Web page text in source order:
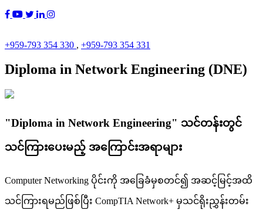
+959-793 354 330 , +959-793 354 331
Diploma in Network Engineering (DNE)
"Diploma in Network Engineering" သင်တန်းတွင်
သင်ကြားပေးမည့် အကြောင်းအရာများ
Computer Networking ပိုင်းကို အခြေခံမှစတင်၍ အဆင့်မြင့်အထိ
သင်ကြားရမည်ဖြစ်ပြီး CompTIA Network+ မှသင်ရိုးညွှန်းတမ်း